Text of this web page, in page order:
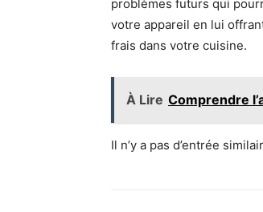
problèmes futurs qui
votre appareil en lui
frais dans votre cuisine.
À Lire Comprendre
Il n’y a pas d’entrée